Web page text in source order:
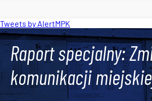
Tweets by AlertMPK
Raport specjalny:
komunikacji